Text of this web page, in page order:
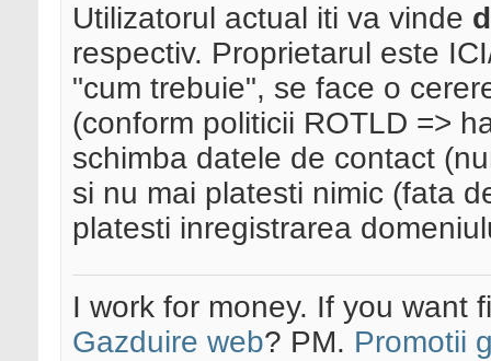
Utilizatorul actual iti va vinde
respectiv. Proprietarul este
"cum trebuie", se face o
(conform politicii ROTLD =>
schimba datele de contact
si nu mai platesti nimic (fata
platesti inregistrarea
I work for money. If you want
Gazduire web? PM. Promotii